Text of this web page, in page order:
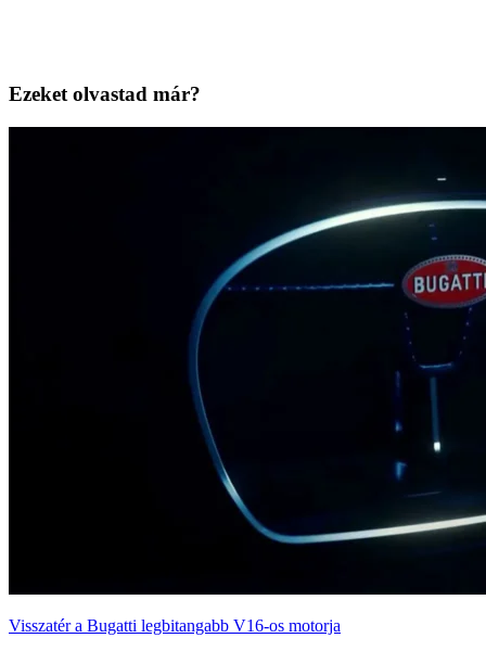
Ezeket olvastad már?
Visszatér a Bugatti legbitangabb V16-os motorja